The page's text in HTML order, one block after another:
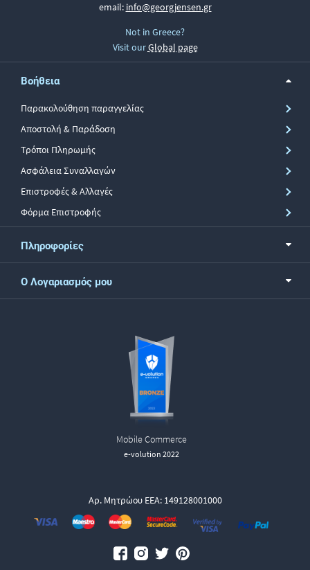
email: info@georgjensen.gr
Not in Greece?
Visit ourGlobal page
Βοήθεια
Παρακολούθηση παραγγελίας
Αποστολή & Παράδοση
Τρόποι Πληρωμής
Ασφάλεια Συναλλαγών
Επιστροφές & Αλλαγές
Φόρμα Επιστροφής
Πληροφορίες
Ο Λογαριασμός μου
Mobile Commerce
e-volution 2022
Αρ. Μητρώου ΕΕΑ: 149128001000